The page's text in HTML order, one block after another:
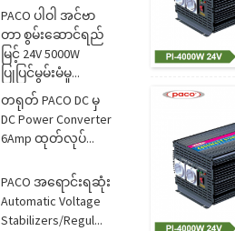
PACO ပါဝါ အင်ဗာ
တာ စွမ်းဆောင်ရည်
မြင့် 24V 5000W
ပြုပြင်မွမ်းမံမှု...
တရုတ် PACO DC မှ
DC Power Converter
6Amp ထုတ်လုပ်...
PACO အရောင်းရဆုံး
Automatic Voltage
Stabilizers/Regul...